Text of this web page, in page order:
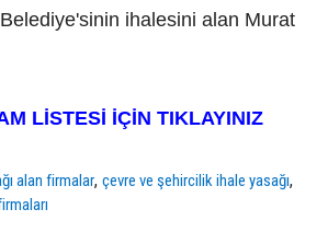
ihalesini alan Murat
LİSTESİ İÇİN TIKLAYINIZ
alan firmalar,çevre ve şehircilik ihale yasağı,